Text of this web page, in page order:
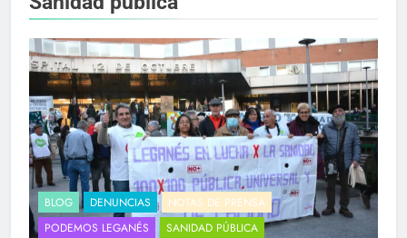
BLOG DENUNCIAS
NOTAS DE PRENSA
PODEMOS LEGANÉS
SANIDAD PÚBLICA